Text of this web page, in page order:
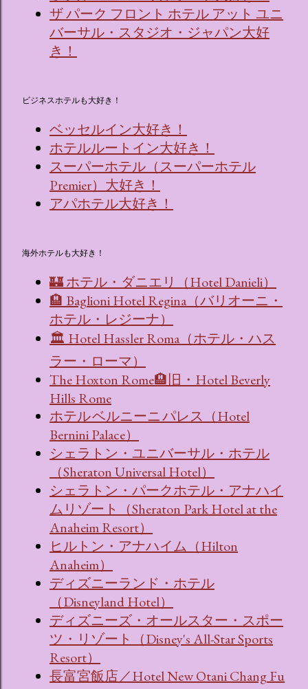
ザ パーク フロント ホテル アット ユニ
バーサル・スタジオ・ジャパン大好
き！
ビジネスホテルも大好き！
ベッセルイン大好き！
ホテルルートイン大好き！
スーパーホテル（スーパーホテル
Premier）大好き！
アパホテル大好き！
海外ホテルも大好き！
🏰 ホテル・ダニエリ（Hotel Danieli）
🏨 Baglioni Hotel Regina（バリオーニ・
ホテル・レジーナ）
🏛 Hotel Hassler Roma（ホテル・ハス
ラー・ローマ）
The Hoxton Rome🏨旧・Hotel Beverly
Hills Rome
ホテル ベルニーニ パレス（Hotel
Bernini Palace）
シェラトン・ユニバーサル・ホテル
（Sheraton Universal Hotel）
シェラトン・パークホテル・アナハイ
ムリゾート（Sheraton Park Hotel at the
Anaheim Resort）
ヒルトン・アナハイム（Hilton
Anaheim）
ディズニーランド・ホテル
（Disneyland Hotel）
ディズニーズ・オールスター・スポー
ツ・リゾート（Disney's All-Star Sports
Resort）
長富宮飯店／Hotel New Otani Chang Fu